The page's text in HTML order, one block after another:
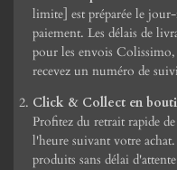
limite] est préparée le
paiement. Les délais de
pour les envois
recevez un numéro de
Click & Collect en
Profitez du retrait rapide
l'heure suivant votre
produits sans délai